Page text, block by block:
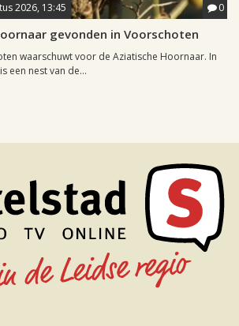
2026, 13:45 0
gevonden in Voorschoten
waarschuwt voor de Aziatische Hoornaar. In
een nest van de...